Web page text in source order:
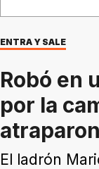
ENTRA Y SALE
Robó en
por la
atraparon
El ladrón